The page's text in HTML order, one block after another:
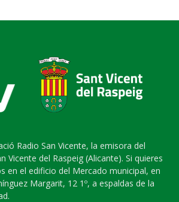
Radio San Vicente, la emisora del
Vicente del Raspeig (Alicante). Si quieres
en el edificio del Mercado municipal, en
Margarit, 12 1º, a espaldas de la